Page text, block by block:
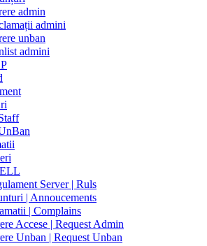
admin
admini
unban
admini
Server | Ruls
| Annoucements
| Complains
Accese | Request Admin
Unban | Request Unban